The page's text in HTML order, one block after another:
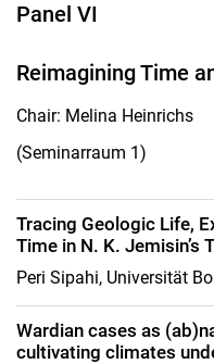
Panel VI
Reimagining Time
Chair: Melina Heinrichs
(Seminarraum 1)
Tracing Geologic Life,
Time in N. K. Jemisin’s
Peri Sipahi, Universität
Wardian cases as
cultivating climates